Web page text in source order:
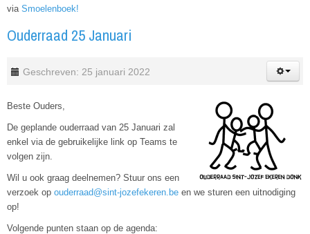
via Smoelenboek!
Ouderraad 25 Januari
Geschreven: 25 januari 2022
Beste Ouders,
De geplande ouderraad van 25 Januari zal
enkel via de gebruikelijke link op Teams te
volgen zijn.
Wil u ook graag deelnemen? Stuur ons een
verzoek op ouderraad@sint-jozefekeren.be en we sturen een uitnodiging
op!
Volgende punten staan op de agenda: